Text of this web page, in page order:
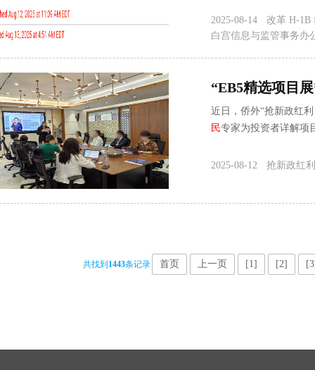
2025-08-14
改革 H-1B
白宫信息与监管事务办
“EB5精选项目
近日，侨外“抢新政红
民专家为投资者详解项
2025-08-12 抢新政红
共找到1443条记录 首页 上一页 [1] [2]